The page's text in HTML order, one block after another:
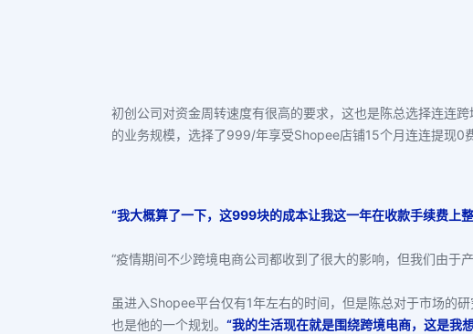
初创公司对资金周转速度有很高的要求，这也是陈总选择连连
的业务规模，选择了999/年享受Shopee店铺15个月连连提现0
“我大概算了一下，这999块的成本让我这一年在收款手续费上
“疫情期间不少跨境电商公司都收到了很大的影响，但我们由于
虽进入Shopee平台仅有1年左右的时间，但是陈总对于市场的
也是他的一个规划。 “我的生活现在就是围绕跨境电商，这是我